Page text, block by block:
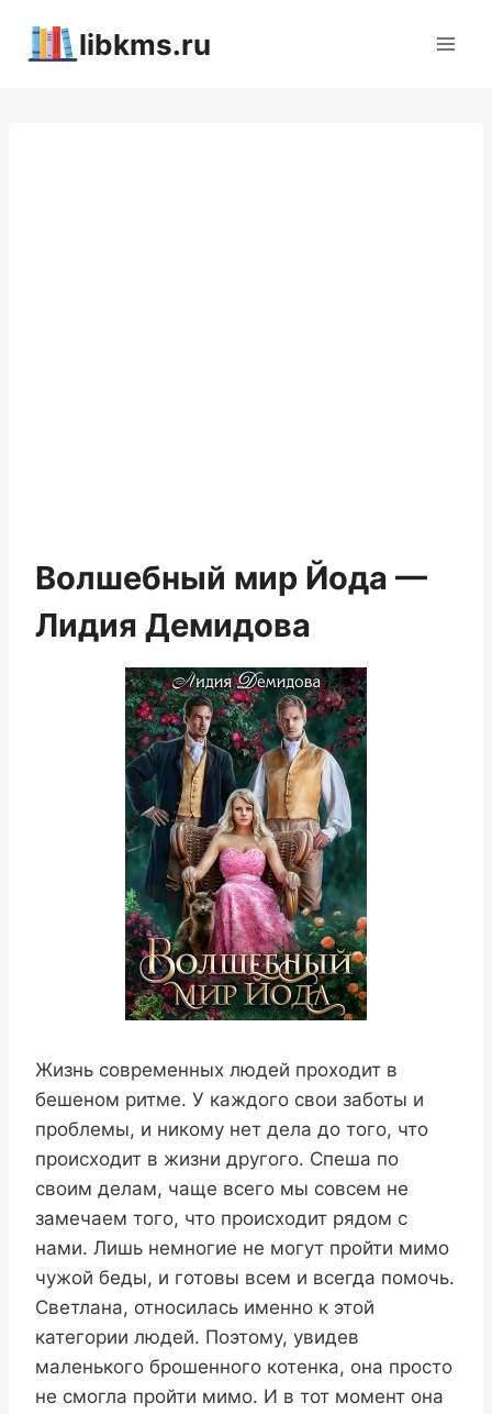
libkms.ru
Волшебный мир Йода —
Лидия Демидова
Жизнь современных людей проходит в
бешеном ритме. У каждого свои заботы и
проблемы, и никому нет дела до того, что
происходит в жизни другого. Спеша по
своим делам, чаще всего мы совсем не
замечаем того, что происходит рядом с
нами. Лишь немногие не могут пройти мимо
чужой беды, и готовы всем и всегда помочь.
Светлана, относилась именно к этой
категории людей. Поэтому, увидев
маленького брошенного котенка, она просто
не смогла пройти мимо. И в тот момент она